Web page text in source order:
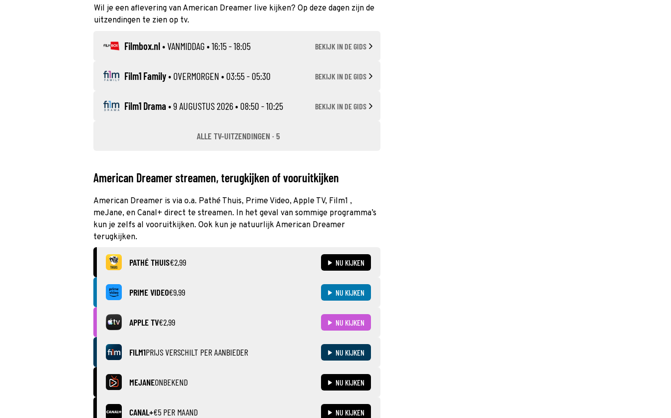
Wil je een aflevering van American Dreamer live kijken? Op deze dagen zijn de
uitzendingen te zien op tv.
Filmbox.nl•VANMIDDAG • 16:15 - 18:05 BEKIJK IN DE GIDS
Film1 Family• OVERMORGEN • 03:55 - 05:30 BEKIJK IN DE GIDS
Film1 Drama •9 AUGUSTUS 2026• 08:50 - 10:25 BEKIJK IN DE GIDS
ALLE TV-UITZENDINGEN · 5
American Dreamer streamen, terugkijken of vooruitkijken
American Dreamer is via o.a. Pathé Thuis, Prime Video, Apple TV, Film1 ,
meJane, en Canal+ direct te streamen. In het geval van sommige programma’s
kun je zelfs al vooruitkijken. Ook kun je natuurlijk American Dreamer
terugkijken.
PATHÉ THUIS€2,99 NU KIJKEN
PRIME VIDEO€9,99 NU KIJKEN
APPLE TV€2,99 NU KIJKEN
FILM1PRIJS VERSCHILT PER AANBIEDER NU KIJKEN
MEJANEONBEKEND NU KIJKEN
CANAL+€5 PER MAAND NU KIJKEN